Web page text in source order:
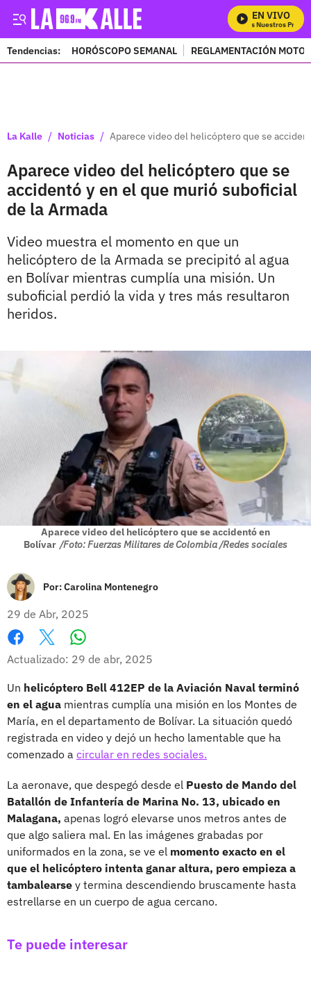
EN VIVO
Mira Todos Nuestros
Tendencias: HORÓSCOPO SEMANAL REGLAMENTACIÓN
La Kalle / Noticias / Aparece video del helicóptero que se
Aparece video del helicóptero que se
accidentó y en el que murió suboficial
de la Armada
Video muestra el momento en que un
helicóptero de la Armada se precipitó al agua
en Bolívar mientras cumplía una misión. Un
suboficial perdió la vida y tres más resultaron
heridos.
Aparece video del helicóptero que se accidentó en
Bolívar /Foto: Fuerzas Militares de Colombia /Redes sociales
Por:Carolina Montenegro
29 de Abr, 2025
Facebook
X
Actualizado: 29 de abr, 2025
Un helicóptero Bell 412EP de la Aviación Naval terminó
en el agua mientras cumplía una misión en los Montes de
María, en el departamento de Bolívar. La situación quedó
registrada en video y dejó un hecho lamentable que ha
comenzado a circular en redes sociales.
La aeronave, que despegó desde el Puesto de Mando del
Batallón de Infantería de Marina No. 13, ubicado en
Malagana, apenas logró elevarse unos metros antes de
que algo saliera mal. En las imágenes grabadas por
uniformados en la zona, se ve el momento exacto en el
que el helicóptero intenta ganar altura, pero empieza a
tambalearse y termina descendiendo bruscamente hasta
estrellarse en un cuerpo de agua cercano.
Te puede interesar